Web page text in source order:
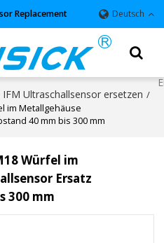
Replacement Deutsch
IFM Ultraschallsensor ersetzen /
im Metallgehäuse
40 mm bis 300 mm
Würfel im
Ersatz
300 mm